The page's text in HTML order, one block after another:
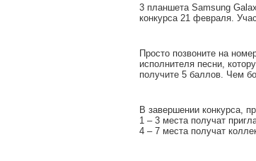
3 планшета Samsung
конкурса 21 февраля.
Просто позвоните на
исполнителя песни,
получите 5 баллов. Чем
В завершении конкурса,
1 – 3 места получат
4 – 7 места получат